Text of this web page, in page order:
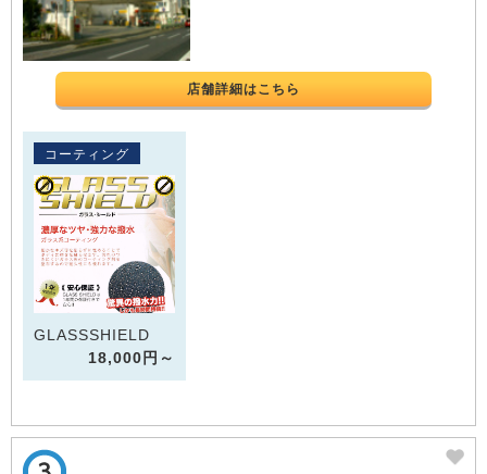
店舗詳細はこちら
コーティング
GLASSSHIELD
18,000円～